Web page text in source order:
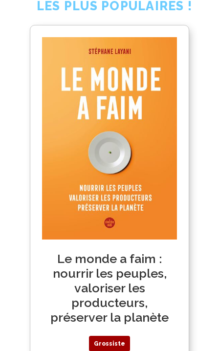
LES PLUS POPULAIRES !
Le monde a faim :
nourrir les peuples,
valoriser les
producteurs,
préserver la planète
Grossiste